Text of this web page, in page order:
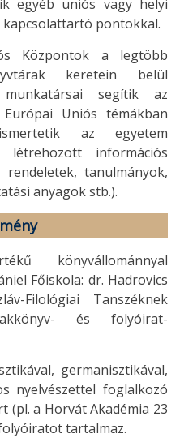
egyéb uniós vagy helyi
pontokkal.
Központok a legtöbb
keretein belül
segítik az
Uniós témákban
az egyetem
információs
tanulmányok,
anyagok stb.).
könyvállománnyal
Főiskola: dr. Hadrovics
Filológiai Tanszéknek
és folyóirat-
germanisztikával,
nyelvészettel foglalkozó
(pl. a Horvát Akadémia 23
tartalmaz.